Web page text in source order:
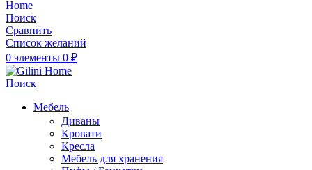
Поиск
Сравнить
Список желаний
0 элементы 0 ₽
Поиск
Мебель
Диваны
Кровати
Кресла
Мебель для хранения